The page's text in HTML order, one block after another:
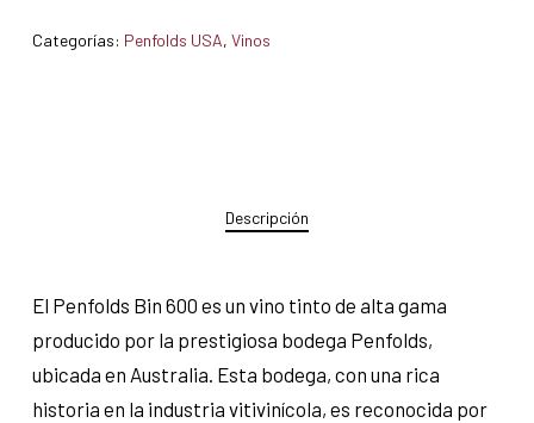
Categorías: Penfolds USA, Vinos
Descripción
El Penfolds Bin 600 es un vino tinto de alta gama
producido por la prestigiosa bodega Penfolds,
ubicada en Australia. Esta bodega, con una rica
historia en la industria vitivinícola, es reconocida por